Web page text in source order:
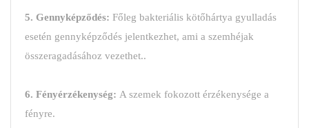
5. Gennyképződés: Főleg bakteriális kötőhártya gyulladás
esetén gennyképződés jelentkezhet, ami a szemhéjak
összeragadásához vezethet..
6. Fényérzékenység: A szemek fokozott érzékenysége a
fényre.